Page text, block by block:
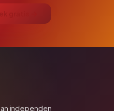
gratis →
independen